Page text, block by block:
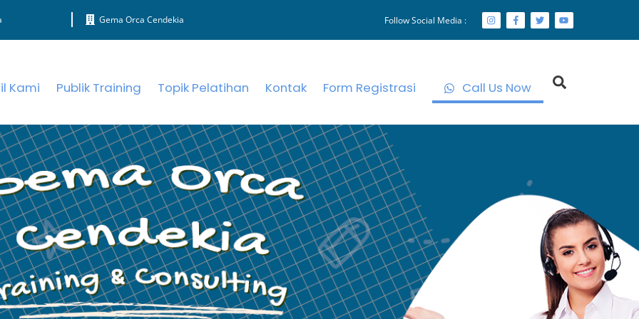
Gema Orca Cendekia Follow Social Media :
Kami Publik Training Topik Pelatihan Kontak Form Registrasi Call Us Now